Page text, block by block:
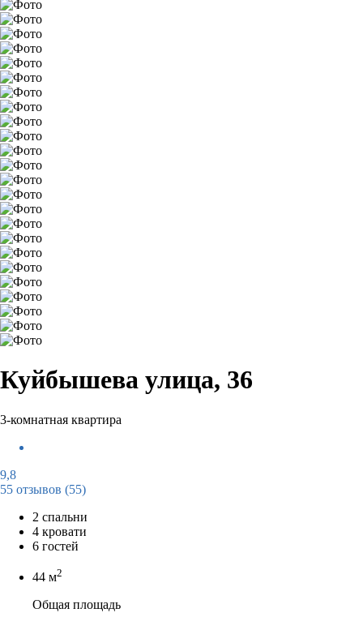
Куйбышева улица, 36
3-комнатная квартира
9,8
55 отзывов (55)
2 спальни
4 кровати
6 гостей
44 м2
Общая площадь